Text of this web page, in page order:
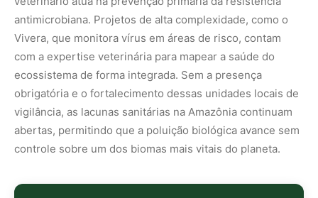
🌿
Nunca
perca
uma
notícia da
Amazônia
Controle o
que você vê
no Google